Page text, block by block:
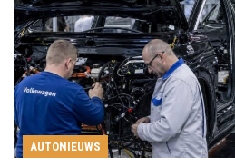
AUTONIEUWS